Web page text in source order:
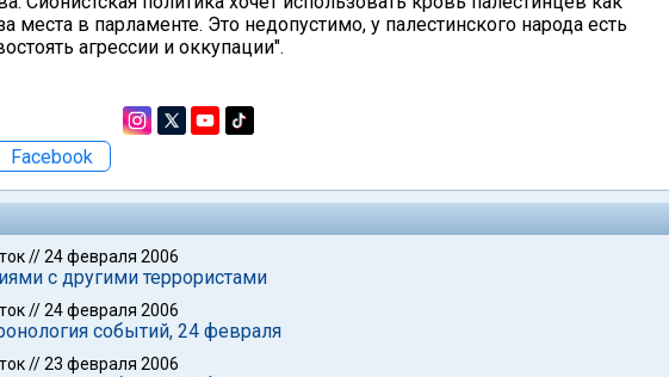
места в парламенте. Это недопустимо, у палестинского народа есть
агрессии и оккупации".
Facebook
//24 февраля 2006
с другими террористами
//24 февраля 2006
событий, 24 февраля
//23 февраля 2006